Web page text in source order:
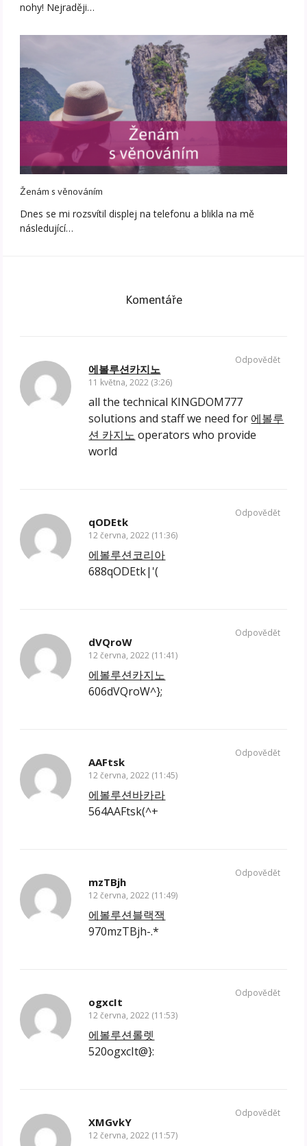
nohy! Nejraději…
Ženám s věnováním
Dnes se mi rozsvítil displej na telefonu a blikla na mě
následující…
Komentáře
에볼루션카지노
11 května, 2022 (3:26)
all the technical KINGDOM777
solutions and staff we need for 에볼루
션 카지노 operators who provide
world
Odpovědět
qODEtk
12 června, 2022 (11:36)
에볼루션코리아
688qODEtk|'(
Odpovědět
dVQroW
12 června, 2022 (11:41)
에볼루션카지노
606dVQroW^};
Odpovědět
AAFtsk
12 června, 2022 (11:45)
에볼루션바카라
564AAFtsk(^+
Odpovědět
mzTBjh
12 června, 2022 (11:49)
에볼루션블랙잭
970mzTBjh-.*
Odpovědět
ogxcIt
12 června, 2022 (11:53)
에볼루션롤렛
520ogxcIt@}:
Odpovědět
XMGvkY
12 června, 2022 (11:57)
Odpovědět